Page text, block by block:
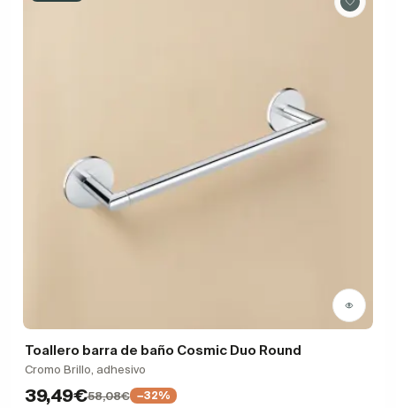
Toallero barra de baño Cosmic Duo Round
Cromo Brillo, adhesivo
39,49€58,08€ −32%